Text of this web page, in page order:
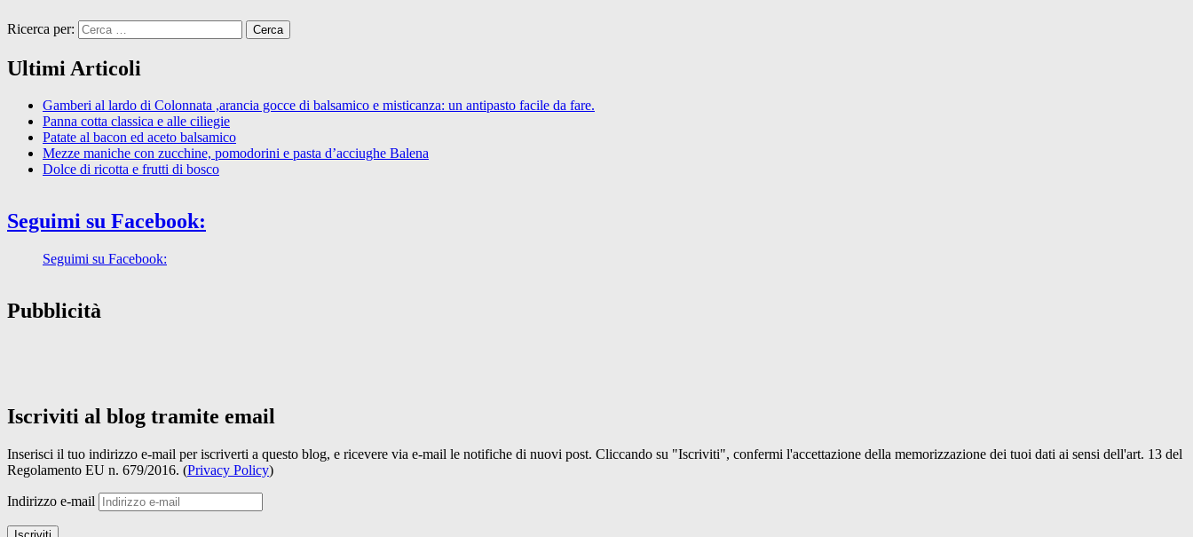
Ricerca per:
Ultimi Articoli
Gamberi al lardo di Colonnata ,arancia gocce di balsamico e misticanza: un antipasto facile da fare.
Panna cotta classica e alle ciliegie
Patate al bacon ed aceto balsamico
Mezze maniche con zucchine, pomodorini e pasta d’acciughe Balena
Dolce di ricotta e frutti di bosco
Seguimi su Facebook:
Seguimi su Facebook:
Pubblicità
Iscriviti al blog tramite email
Inserisci il tuo indirizzo e-mail per iscriverti a questo blog, e ricevere via e-mail le notifiche di nuovi post. Cliccando su "Iscriviti", confermi l'accettazione della memorizzazione dei tuoi dati ai sensi dell'art. 13 del
Regolamento EU n. 679/2016. (Privacy Policy)
Indirizzo e-mail